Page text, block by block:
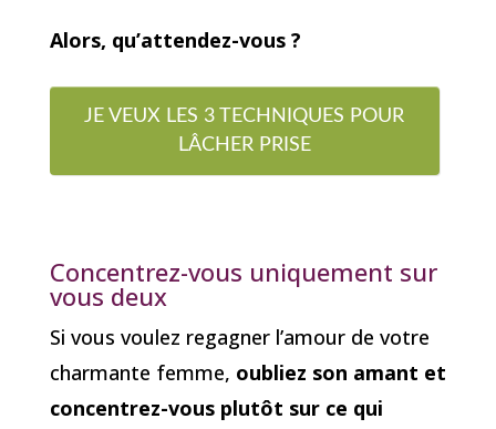
Alors, qu’attendez-vous ?
JE VEUX LES 3 TECHNIQUES POUR
LÂCHER PRISE
Concentrez-vous uniquement sur
vous deux
Si vous voulez regagner l’amour de votre
charmante femme, oubliez son amant et
concentrez-vous plutôt sur ce qui